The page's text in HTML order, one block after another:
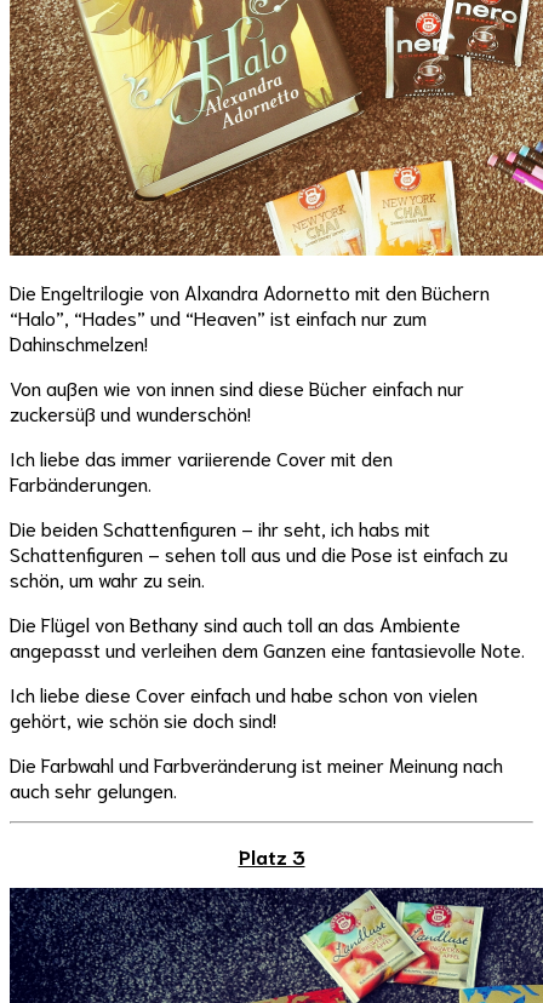
Die Engeltrilogie von Alxandra Adornetto mit den Büchern
“Halo”, “Hades” und “Heaven” ist einfach nur zum
Dahinschmelzen!
Von außen wie von innen sind diese Bücher einfach nur
zuckersüß und wunderschön!
Ich liebe das immer variierende Cover mit den
Farbänderungen.
Die beiden Schattenfiguren – ihr seht, ich habs mit
Schattenfiguren – sehen toll aus und die Pose ist einfach zu
schön, um wahr zu sein.
Die Flügel von Bethany sind auch toll an das Ambiente
angepasst und verleihen dem Ganzen eine fantasievolle Note.
Ich liebe diese Cover einfach und habe schon von vielen
gehört, wie schön sie doch sind!
Die Farbwahl und Farbveränderung ist meiner Meinung nach
auch sehr gelungen.
Platz 3